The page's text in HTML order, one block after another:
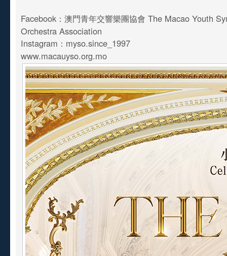
Facebook：澳門青年交響樂團協會 The Macao Youth
Orchestra Association
Instagram：myso.since_1997
www.macauyso.org.mo